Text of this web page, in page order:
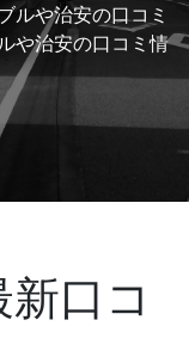
ルや治安の口コミ
や治安の口コミ情
口コ